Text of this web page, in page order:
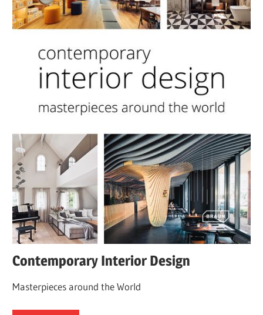
Contemporary Interior Design
Masterpieces around the World